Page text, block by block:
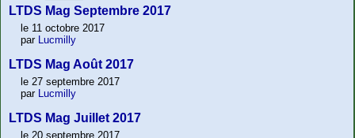
LTDS Mag Septembre 2017
le 11 octobre 2017
par Lucmilly
LTDS Mag Août 2017
le 27 septembre 2017
par Lucmilly
LTDS Mag Juillet 2017
le 20 septembre 2017